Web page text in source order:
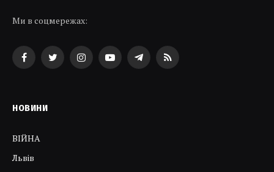
Ми в соцмережах:
FacebookTwitterInstagramYouTubeTelegramRSS
НОВИНИ
ВІЙНА
Львів